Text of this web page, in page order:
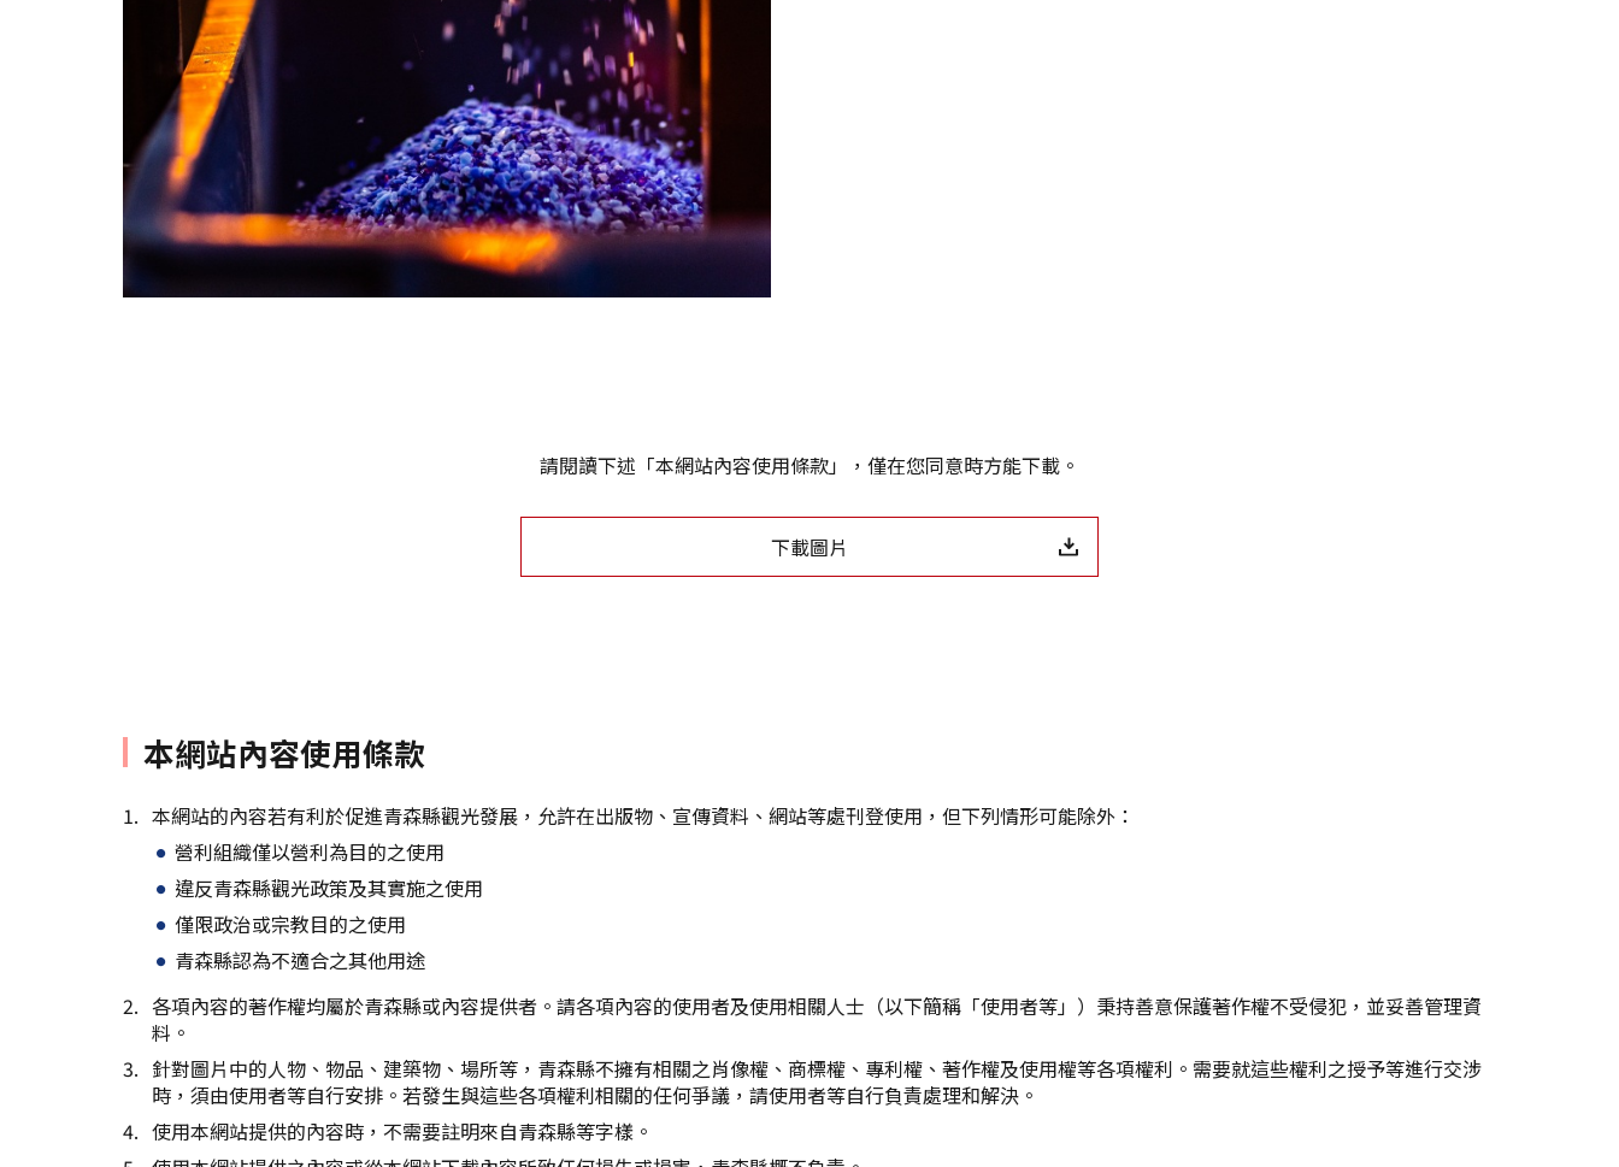
請閱讀下述「本網站內容使用條款」，僅在您同意時方能下載。
下載圖片
本網站內容使用條款
本網站的內容若有利於促進青森縣觀光發展，允許在出版物、宣傳資料、網站等處刊登使用，但下列情形可能除外：
營利組織僅以營利為目的之使用
違反青森縣觀光政策及其實施之使用
僅限政治或宗教目的之使用
青森縣認為不適合之其他用途
各項內容的著作權均屬於青森縣或內容提供者。請各項內容的使用者及使用相關人士（以下簡稱「使用者等」）秉持善意保護著作權不受侵犯，並妥善管理資
料。
針對圖片中的人物、物品、建築物、場所等，青森縣不擁有相關之肖像權、商標權、專利權、著作權及使用權等各項權利。需要就這些權利之授予等進行交涉
時，須由使用者等自行安排。若發生與這些各項權利相關的任何爭議，請使用者等自行負責處理和解決。
使用本網站提供的內容時，不需要註明來自青森縣等字樣。
複製連結